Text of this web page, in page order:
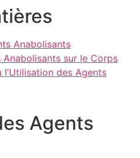
Anabolisants
sur le Corps
l’Utilisation des Agents
Agents